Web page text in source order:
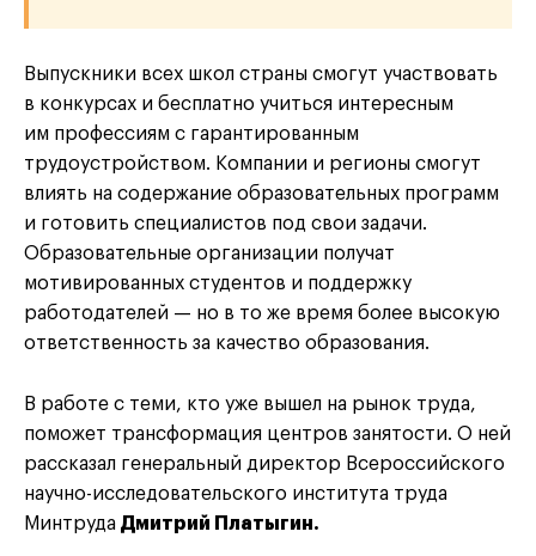
Выпускники всех школ страны смогут участвовать
в конкурсах и бесплатно учиться интересным
им профессиям с гарантированным
трудоустройством. Компании и регионы смогут
влиять на содержание образовательных программ
и готовить специалистов под свои задачи.
Образовательные организации получат
мотивированных студентов и поддержку
работодателей — но в то же время более высокую
ответственность за качество образования.
В работе с теми, кто уже вышел на рынок труда,
поможет трансформация центров занятости. О ней
рассказал генеральный директор Всероссийского
научно-исследовательского института труда
Минтруда Дмитрий Платыгин.